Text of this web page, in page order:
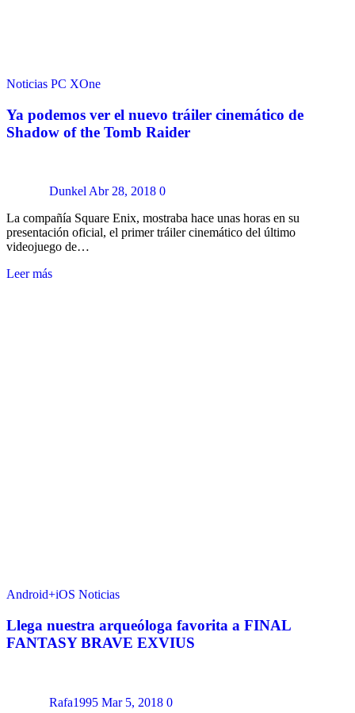
Noticias PC XOne
Ya podemos ver el nuevo tráiler cinemático de
Shadow of the Tomb Raider
Dunkel Abr 28, 2018 0
La compañía Square Enix, mostraba hace unas horas en su
presentación oficial, el primer tráiler cinemático del último
videojuego de…
Leer más
Android+iOS Noticias
Llega nuestra arqueóloga favorita a FINAL
FANTASY BRAVE EXVIUS
Rafa1995 Mar 5, 2018 0